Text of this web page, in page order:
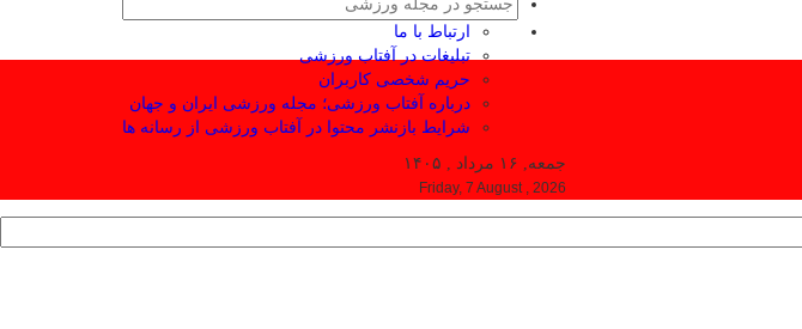
ارتباط با ما
تبلیغات در آفتاب ورزشی
حریم شخصی کاربران
درباره آفتاب ورزشی؛ مجله ورزشی ایران و جهان
شرایط بازنشر محتوا در آفتاب ورزشی از رسانه ها
جمعه, ۱۶ مرداد , ۱۴۰۵
Friday, 7 August , 2026